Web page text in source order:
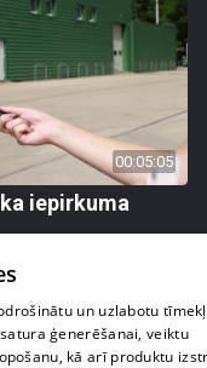
00:05:05
iepirkuma
un uzlabotu
ģenerēšanai, veiktu
kā arī produktu